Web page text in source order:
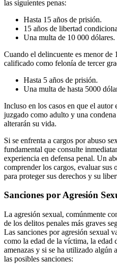
las siguientes penas:
Hasta 15 años de prisión.
15 años de libertad
Una multa de 10 000 dólares.
Cuando el delincuente es menor de
calificado como felonía de tercer
Hasta 5 años de prisión.
Una multa de hasta 5000
Incluso en los casos en que el autor
juzgado como adulto y una
alterarán su vida.
Si se enfrenta a cargos por abuso
fundamental que consulte
experiencia en defensa penal. Un
comprender los cargos, evaluar sus
para proteger sus derechos y su
Sanciones por Agresión
La agresión sexual, comúnmente
de los delitos penales más graves
Las sanciones por agresión sexual
como la edad de la víctima, la edad
amenazas y si se ha utilizado algún
las posibles sanciones: